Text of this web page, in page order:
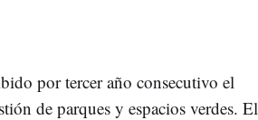
por tercer año consecutivo el
de parques y espacios verdes. El